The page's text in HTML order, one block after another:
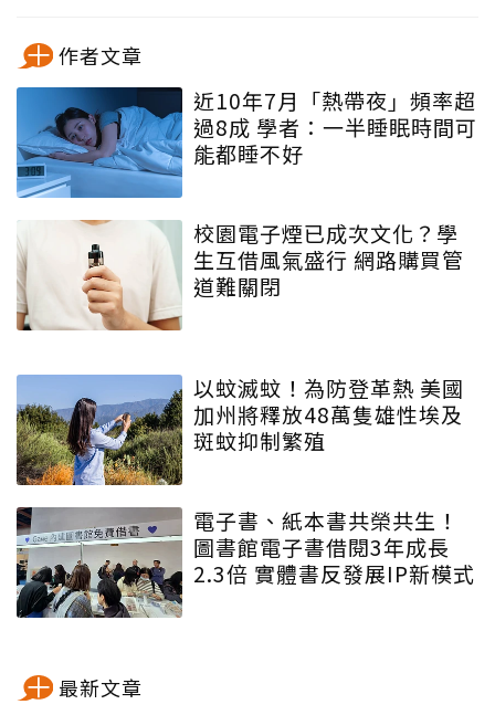
作者文章
近10年7月「熱帶夜」頻率超
過8成 學者：一半睡眠時間可
能都睡不好
校園電子煙已成次文化？學
生互借風氣盛行 網路購買管
道難關閉
以蚊滅蚊！為防登革熱 美國
加州將釋放48萬隻雄性埃及
斑蚊抑制繁殖
電子書、紙本書共榮共生！
圖書館電子書借閱3年成長
2.3倍 實體書反發展IP新模式
最新文章